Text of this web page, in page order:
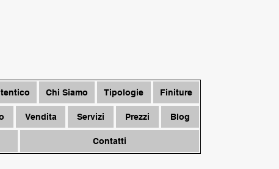
Chi Siamo Tipologie Finiture
Vendita Servizi Prezzi Blog
Contatti